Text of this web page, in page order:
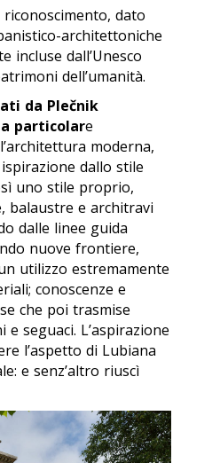
dato
architettoniche
incluse dall’Unesco
dell’umanità.
da Plečnik
particolare
moderna,
dallo stile
uno stile proprio,
balaustre e architravi
dalle linee guida
nuove frontiere,
utilizzo estremamente
conoscenze e
che poi trasmise
seguaci. L’aspirazione
l’aspetto di Lubiana
e senz’altro riuscì